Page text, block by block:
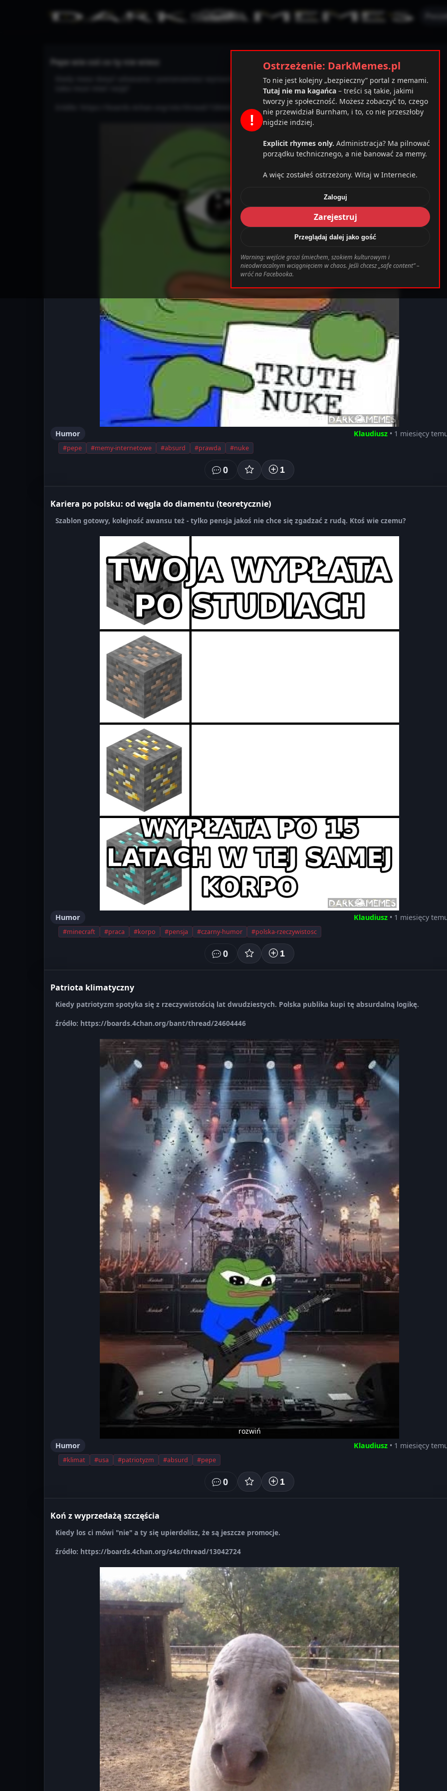
/www/wwwroot/darkmemes.pl/templates_c/
Pepe wie coś co ty nie wiesz
Kiedy masz dosyć udawania i postanawiasz wyrzucić nieudysponowaną prawdę na twarz światu. Czemu właśnie
Humor Klaudiusz • 1 miesięcy
#pepe #memy-internetowe #absurd #prawda #nuke
0 1
Kariera po polsku: od węgla do diamentu (teoretycznie)
Szablon gotowy, kolejność awansu też - tylko pensja jakoś nie chce się zgadzać z rudą. Ktoś wie czemu?
Humor Klaudiusz • 1 miesięcy
#minecraft #praca #korpo #pensja #czarny-humor #polska-rzeczywistosc
0 1
Patriota klimatyczny
Kiedy patriotyzm spotyka się z rzeczywistością lat dwudziestych. Polska publika kupi tę absurdalną logikę.
źródło: https://boards.4chan.org/bant/thread/24604446
rozwiń
Humor
Klaudiusz • 1 miesięcy
#klimat #usa #patriotyzm #absurd #pepe
0 1
Koń z wyprzedażą szczęścia
Kiedy los ci mówi "nie" a ty się upierdolisz, że są jeszcze promocje.
źródło: https://boards.4chan.org/s4s/thread/13042724
!
Ostrzeżenie: DarkMemes.pl
To nie jest kolejny „bezpieczny” portal z memami.
Tutaj nie ma kagańca – treści są takie, jakimi
tworzy je społeczność. Możesz zobaczyć to, czego
nie przewidział Burnham, i to, co nie przeszłoby
nigdzie indziej.
Explicit rhymes only. Administracja? Ma pilnować
porządku technicznego, a nie banować za memy.
A więc zostałeś ostrzeżony. Witaj w Internecie.
Zaloguj
Zarejestruj
Przeglądaj dalej jako gość
Warning: wejście grozi śmiechem, szokiem kulturowym i
nieodwracalnym wciągnięciem w chaos. Jeśli chcesz „safe content” –
wróć na Facebooka.